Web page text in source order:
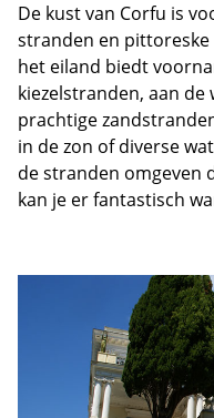
De kust van Corfu is
stranden en
het eiland biedt
kiezelstranden, aan
prachtige
in de zon of diverse
de stranden omgeven
kan je er fantastisch